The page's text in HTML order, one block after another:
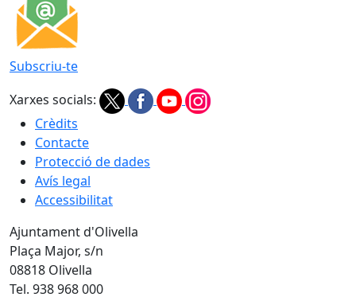
Subscriu-te
Xarxes socials:
Crèdits
Contacte
Protecció de dades
Avís legal
Accessibilitat
Ajuntament d'Olivella
Plaça Major, s/n
08818 Olivella
Tel. 938 968 000